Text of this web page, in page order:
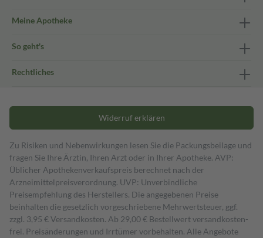
Meine Apotheke
So geht's
Rechtliches
Widerruf erklären
Zu Risiken und Nebenwirkungen lesen Sie die Packungsbeilage und
fragen Sie Ihre Ärztin, Ihren Arzt oder in Ihrer Apotheke. AVP:
Üblicher Apothekenverkaufspreis berechnet nach der
Arzneimittelpreisverordnung. UVP: Unverbindliche
Preisempfehlung des Herstellers. Die angegebenen Preise
beinhalten die gesetzlich vorgeschriebene Mehrwertsteuer, ggf.
zzgl. 3,95 € Versandkosten. Ab 29,00 € Bestell­wert versand­kosten­
frei. Preisänderungen und Irrtümer vorbehalten. Alle Angebote